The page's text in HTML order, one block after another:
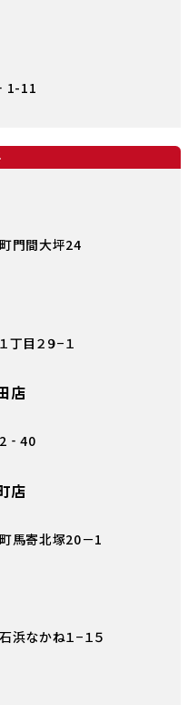
11
門間大坪24
目２９−１
店
2‐40
店
馬寄北塚20－1
浜なかね１−１５